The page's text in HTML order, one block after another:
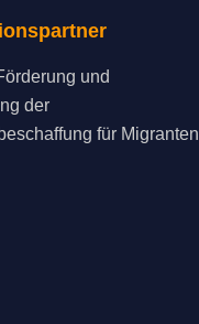
und
der
für Migranten